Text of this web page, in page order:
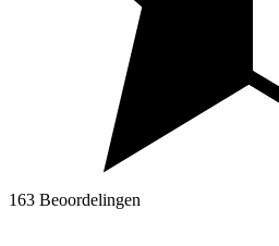
163 Beoordelingen